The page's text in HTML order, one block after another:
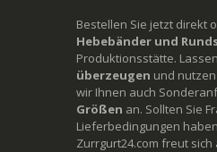
Bestellen Sie jetzt direkt
Hebebänder und
Produktionsstätte.
überzeugen und
wir Ihnen auch
Größen an. Sollten Sie
Lieferbedingungen
Zurrgurt24.com freut